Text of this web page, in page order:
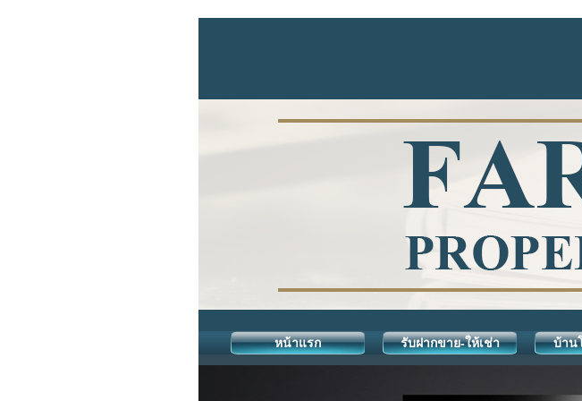
หน้าแรก รับฝากขาย-ให้เช่า บ้าน